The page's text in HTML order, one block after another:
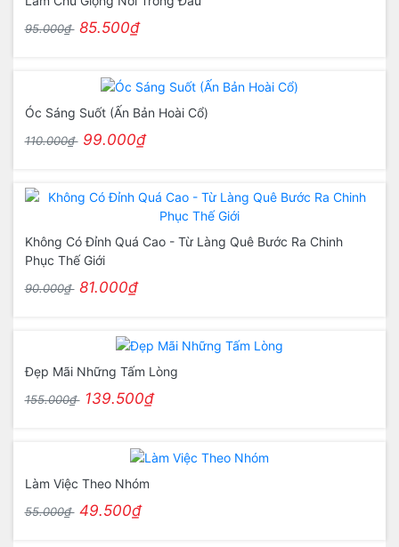
95.000₫ 85.500₫
Óc Sáng Suốt (Ấn Bản Hoài Cổ)
110.000₫ 99.000₫
Không Có Đỉnh Quá Cao - Từ Làng Quê Bước Ra Chinh
Phục Thế Giới
90.000₫ 81.000₫
Đẹp Mãi Những Tấm Lòng
155.000₫ 139.500₫
Làm Việc Theo Nhóm
55.000₫ 49.500₫